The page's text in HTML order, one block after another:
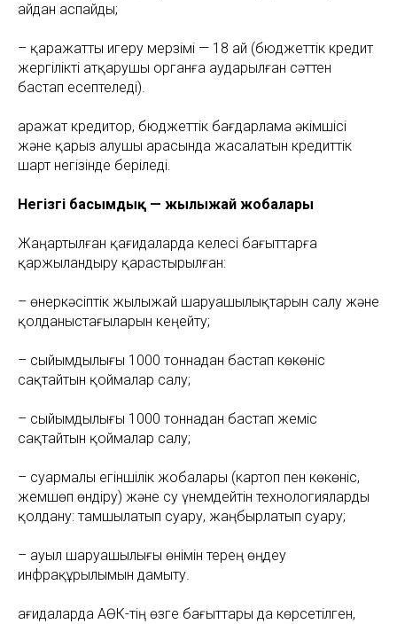
айдан аспайды;
– қаражатты игеру мерзімі — 18 ай (бюджеттік кредит
жергілікті атқарушы органға аударылған сәттен
бастап есептеледі).
Қаражат кредитор, бюджеттік бағдарлама әкімшісі
және қарыз алушы арасында жасалатын кредиттік
шарт негізінде беріледі.
Негізгі басымдық — жылыжай жобалары
Жаңартылған қағидаларда келесі бағыттарға
қаржыландыру қарастырылған:
– өнеркәсіптік жылыжай шаруашылықтарын салу және
қолданыстағыларын кеңейту;
– сыйымдылығы 1000 тоннадан бастап көкөніс
сақтайтын қоймалар салу;
– сыйымдылығы 1000 тоннадан бастап жеміс
сақтайтын қоймалар салу;
– суармалы егіншілік жобалары (картоп пен көкөніс,
жемшөп өндіру) және су үнемдейтін технологияларды
қолдану: тамшылатып суару, жаңбырлатып суару;
– ауыл шаруашылығы өнімін терең өңдеу
инфрақұрылымын дамыту.
Қағидаларда АӨК-тің өзге бағыттары да көрсетілген,